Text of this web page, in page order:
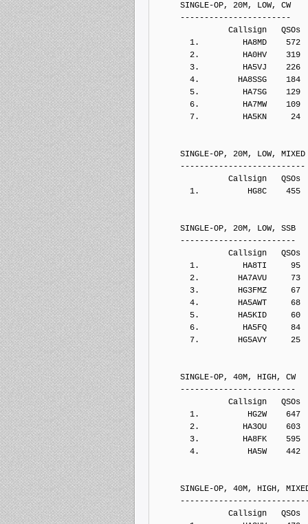
SINGLE-OP, 20M, LOW, CW
-----------------------
Callsign   QSOs  Points
1.         HA8MD    572
2.         HA0HV    319
3.         HA5VJ    226
4.        HA8SSG    184
5.         HA7SG    129
6.         HA7MW    109
7.         HA5KN     24
SINGLE-OP, 20M, LOW, MIXED
--------------------------
Callsign   QSOs  Points
1.          HG8C    455
SINGLE-OP, 20M, LOW, SSB
------------------------
Callsign   QSOs  Points
1.         HA8TI     95
2.        HA7AVU     73
3.        HG3FMZ     67
4.        HA5AWT     68
5.        HA5KID     60
6.         HA5FQ     84
7.        HG5AVY     25
SINGLE-OP, 40M, HIGH, CW
------------------------
Callsign   QSOs  Points
1.          HG2W    647
2.         HA3OU    603
3.         HA8FK    595
4.          HA5W    442
SINGLE-OP, 40M, HIGH,
Callsign   QSOs  Points